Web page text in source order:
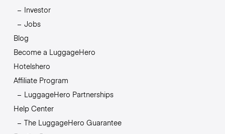
Investor
Jobs
Blog
Become a LuggageHero
Hotelshero
Affiliate Program
LuggageHero Partnerships
Help Center
The LuggageHero Guarantee